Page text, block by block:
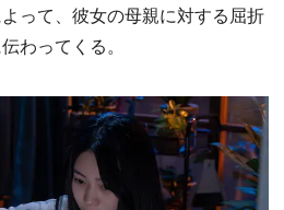
って、彼女の母親に対する屈折
わってくる。